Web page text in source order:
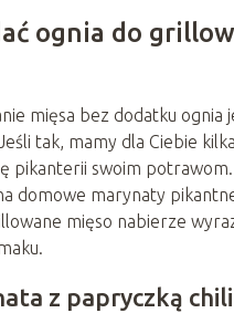
ognia do
mięsa bez dodatku ognia
tak, mamy dla Ciebie
pikanterii swoim
domowe marynaty
mięso nabierze
z papryczką chili